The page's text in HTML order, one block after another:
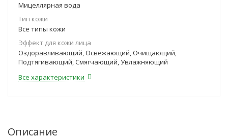
Мицеллярная вода
Тип кожи
Все типы кожи
Эффект для кожи лица
Оздоравливающий, Освежающий, Очищающий,
Подтягивающий, Смягчающий, Увлажняющий
Все характеристики
Описание